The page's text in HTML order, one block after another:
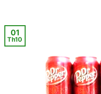
01
Th10